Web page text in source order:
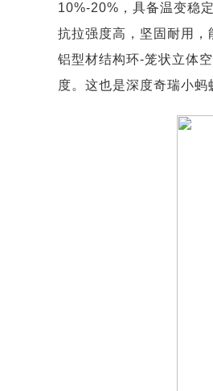
10%-20%，具备温变稳
抗拉强度高，坚固耐用
铝型材结构环-笼状立体
度。这也是深度奇瑞小蚂